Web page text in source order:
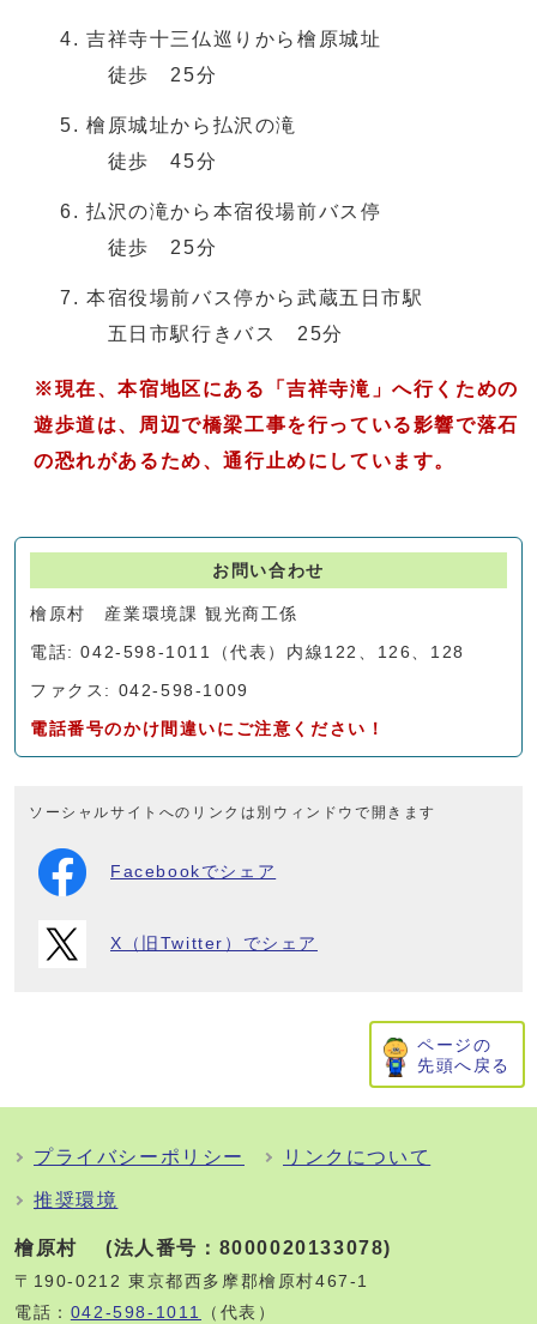
吉祥寺十三仏巡りから檜原城址
徒歩 25分
檜原城址から払沢の滝
徒歩 45分
払沢の滝から本宿役場前バス停
徒歩 25分
本宿役場前バス停から武蔵五日市駅
五日市駅行きバス 25分
※現在、本宿地区にある「吉祥寺滝」へ行くための
遊歩道は、周辺で橋梁工事を行っている影響で落石
の恐れがあるため、通行止めにしています。
お問い合わせ
檜原村 産業環境課 観光商工係
電話: 042-598-1011（代表）内線122、126、128
ファクス: 042-598-1009
電話番号のかけ間違いにご注意ください！
ソーシャルサイトへのリンクは別ウィンドウで開きます
Facebookでシェア
X（旧Twitter）でシェア
ページの
先頭へ戻る
プライバシーポリシー リンクについて
推奨環境
檜原村 (法人番号：8000020133078)
〒190-0212 東京都西多摩郡檜原村467-1
電話： 042-598-1011 （代表）